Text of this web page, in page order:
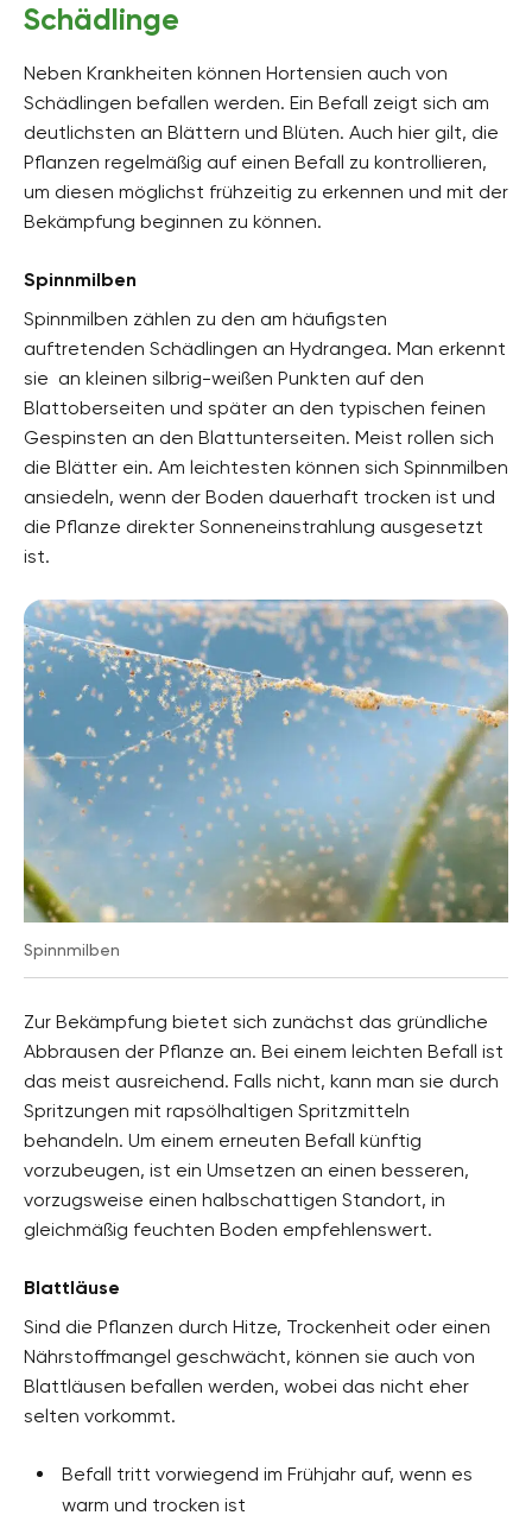
Schädlinge
Neben Krankheiten können Hortensien auch von
Schädlingen befallen werden. Ein Befall zeigt sich am
deutlichsten an Blättern und Blüten. Auch hier gilt, die
Pflanzen regelmäßig auf einen Befall zu kontrollieren,
um diesen möglichst frühzeitig zu erkennen und mit der
Bekämpfung beginnen zu können.
Spinnmilben
Spinnmilben zählen zu den am häufigsten
auftretenden Schädlingen an Hydrangea. Man erkennt
sie an kleinen silbrig-weißen Punkten auf den
Blattoberseiten und später an den typischen feinen
Gespinsten an den Blattunterseiten. Meist rollen sich
die Blätter ein. Am leichtesten können sich Spinnmilben
ansiedeln, wenn der Boden dauerhaft trocken ist und
die Pflanze direkter Sonneneinstrahlung ausgesetzt
ist.
Spinnmilben
Zur Bekämpfung bietet sich zunächst das gründliche
Abbrausen der Pflanze an. Bei einem leichten Befall ist
das meist ausreichend. Falls nicht, kann man sie durch
Spritzungen mit rapsölhaltigen Spritzmitteln
behandeln. Um einem erneuten Befall künftig
vorzubeugen, ist ein Umsetzen an einen besseren,
vorzugsweise einen halbschattigen Standort, in
gleichmäßig feuchten Boden empfehlenswert.
Blattläuse
Sind die Pflanzen durch Hitze, Trockenheit oder einen
Nährstoffmangel geschwächt, können sie auch von
Blattläusen befallen werden, wobei das nicht eher
selten vorkommt.
Befall tritt vorwiegend im Frühjahr auf, wenn es
warm und trocken ist